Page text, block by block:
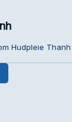
Hudpleie